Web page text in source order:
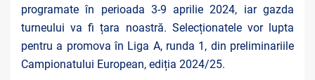
programate în perioada 3-9 aprilie 2024, iar gazda
turneului va fi țara noastră. Selecționatele vor lupta
pentru a promova în Liga A, runda 1, din preliminariile
Campionatului European, ediția 2024/25.